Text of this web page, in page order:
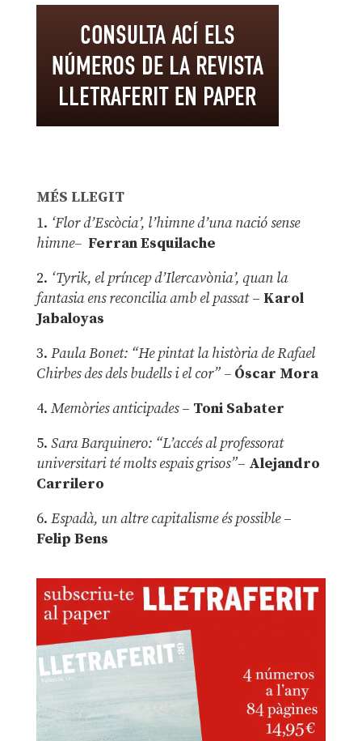
MÉS LLEGIT
1. ‘Flor d’Escòcia’, l’himne d’una nació sense
himne– Ferran Esquilache
2. ‘Tyrik, el príncep d’Ilercavònia’, quan la
fantasia ens reconcilia amb el passat– Karol
Jabaloyas
3. Paula Bonet: “He pintat la història de Rafael
Chirbes des dels budells i el cor” –Óscar Mora
4. Memòries anticipades– Toni Sabater
5. Sara Barquinero: “L’accés al professorat
universitari té molts espais grisos”– Alejandro
Carrilero
6. Espadà, un altre capitalisme és possible –
Felip Bens